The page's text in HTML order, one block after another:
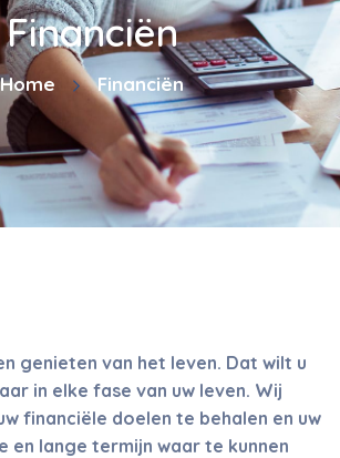
Financiën
Home Financiën
genieten van het leven. Dat wilt u
in elke fase van uw leven. Wij
financiële doelen te behalen en uw
en lange termijn waar te kunnen